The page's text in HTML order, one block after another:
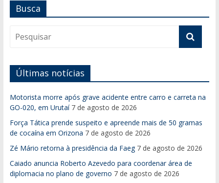
Busca
Últimas notícias
Motorista morre após grave acidente entre carro e carreta na
GO-020, em Urutaí 7 de agosto de 2026
Força Tática prende suspeito e apreende mais de 50 gramas
de cocaína em Orizona 7 de agosto de 2026
Zé Mário retorna à presidência da Faeg 7 de agosto de 2026
Caiado anuncia Roberto Azevedo para coordenar área de
diplomacia no plano de governo 7 de agosto de 2026